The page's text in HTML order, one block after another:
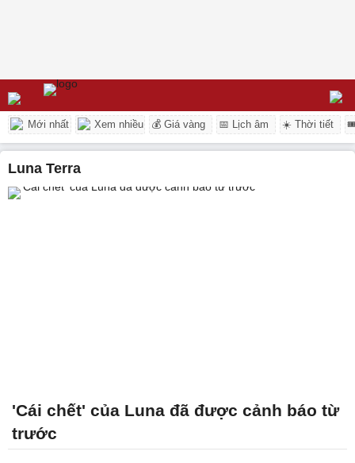
Mới nhất Xem nhiều 💰 Giá vàng 📅 Lịch âm ☀️ Thời tiết
Luna Terra
'Cái chết' của Luna đã được cảnh báo từ
trước